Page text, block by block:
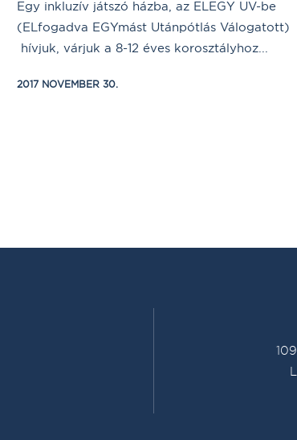
Egy inkluzív játszó házba, az ELEGY UV-be
(ELfogadva EGYmást Utánpótlás Válogatott)
hívjuk, várjuk a 8-12 éves korosztályhoz...
2017 NOVEMBER 30.